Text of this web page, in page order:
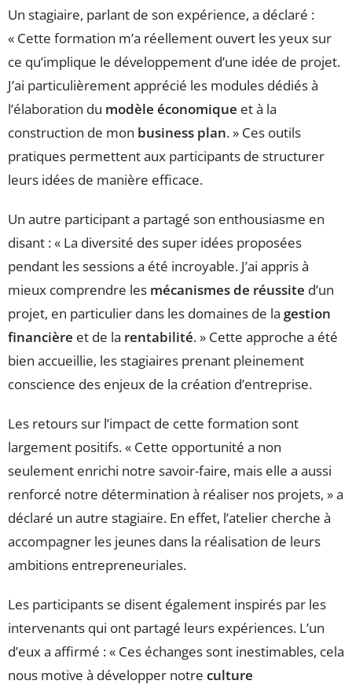
Un stagiaire, parlant de son expérience, a déclaré :
« Cette formation m’a réellement ouvert les yeux sur
ce qu’implique le développement d’une idée de projet.
J’ai particulièrement apprécié les modules dédiés à
l’élaboration du modèle économique et à la
construction de mon business plan. » Ces outils
pratiques permettent aux participants de structurer
leurs idées de manière efficace.
Un autre participant a partagé son enthousiasme en
disant : « La diversité des super idées proposées
pendant les sessions a été incroyable. J’ai appris à
mieux comprendre les mécanismes de réussite d’un
projet, en particulier dans les domaines de la gestion
financière et de la rentabilité. » Cette approche a été
bien accueillie, les stagiaires prenant pleinement
conscience des enjeux de la création d’entreprise.
Les retours sur l’impact de cette formation sont
largement positifs. « Cette opportunité a non
seulement enrichi notre savoir-faire, mais elle a aussi
renforcé notre détermination à réaliser nos projets, » a
déclaré un autre stagiaire. En effet, l’atelier cherche à
accompagner les jeunes dans la réalisation de leurs
ambitions entrepreneuriales.
Les participants se disent également inspirés par les
intervenants qui ont partagé leurs expériences. L’un
d’eux a affirmé : « Ces échanges sont inestimables, cela
nous motive à développer notre culture